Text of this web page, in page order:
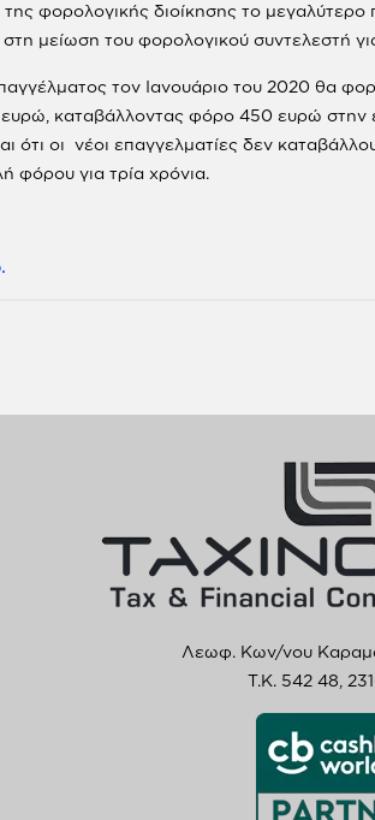
φορολογικής διοίκησης το
μείωση του φορολογικού συντελεστή
τον Ιανουάριο του 2020 θα
καταβάλλοντας φόρο 450 ευρώ
ότι οι νέοι επαγγελματίες δεν
φόρου για τρία χρόνια.
Λεωφ. Κων/νου
T.K. 542 48,